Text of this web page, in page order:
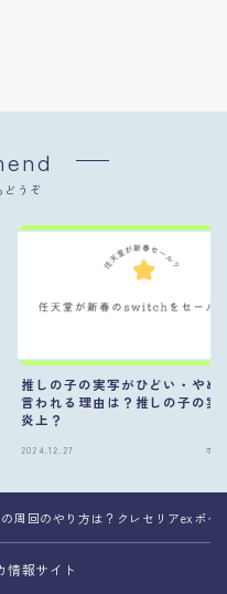
どうぞ
推しの子の実写がひどい・やめ
言われる理由は？推しの子の実
炎上？
2024.12.27 ポ
周回のやり方は？クレセリアexポケ
情報サイト